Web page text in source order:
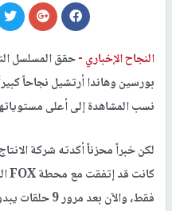
النجاح الإخباري -حقق المسلسل
بورسين​ و​هاندا أرتشيل​ نجاحاً
نسب المشاهدة إلى أعلى
لكن خبراً محزناً أكدته شركة
فقط، والآن